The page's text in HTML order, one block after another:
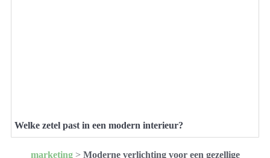
Welke zetel past in een modern interieur?
marketing> Moderne verlichting voor een gezellige